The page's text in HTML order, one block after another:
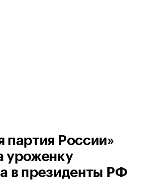
партия России»
уроженку
в президенты РФ